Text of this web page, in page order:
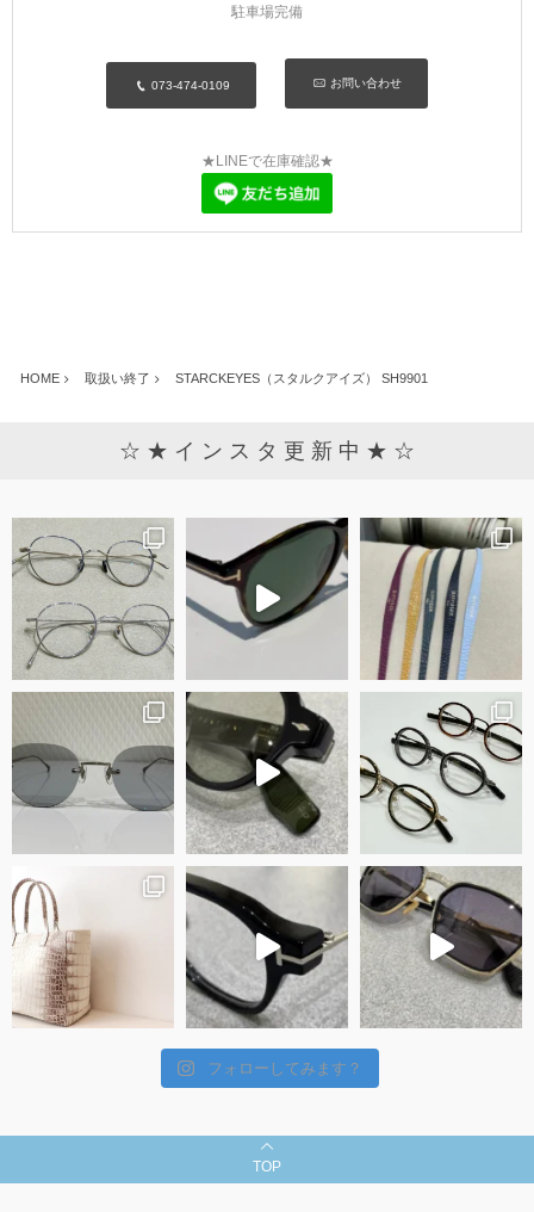
駐車場完備
073-474-0109 お問い合わせ
★LINEで在庫確認★
HOME 取扱い終了 STARCKEYES（スタルクアイズ） SH9901
☆ ★ イ ン ス タ 更 新 中 ★ ☆
フォローしてみます？
TOP